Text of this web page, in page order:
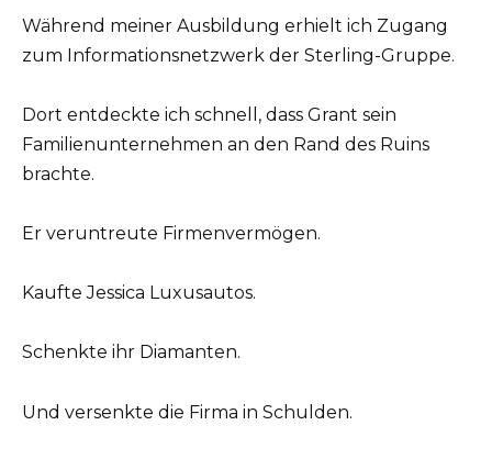
Während meiner Ausbildung erhielt ich Zugang
zum Informationsnetzwerk der Sterling-Gruppe.
Dort entdeckte ich schnell, dass Grant sein
Familienunternehmen an den Rand des Ruins
brachte.
Er veruntreute Firmenvermögen.
Kaufte Jessica Luxusautos.
Schenkte ihr Diamanten.
Und versenkte die Firma in Schulden.